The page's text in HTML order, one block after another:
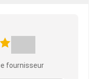
fournisseur